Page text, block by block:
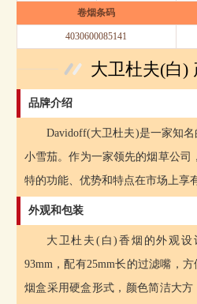
卷烟条码
4030600085141
大卫杜夫(白)
品牌介绍
Davidoff(大卫杜夫)是一家知
小雪茄。作为一家领先的烟草公司
特的功能、优势和特点在市场上享
外观和包装
大卫杜夫(白)香烟的外观设
93mm，配有25mm长的过滤嘴，
烟盒采用硬盒形式，颜色简洁大